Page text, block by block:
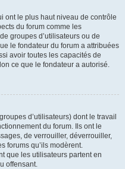
ont le plus haut niveau de contrôle
du forum comme les
groupes d’utilisateurs ou de
le fondateur du forum a attribuées
avoir toutes les capacités de
ce que le fondateur a autorisé.
d’utilisateurs) dont le travail
du forum. Ils ont le
de verrouiller, déverrouiller,
forums qu’ils modèrent.
que les utilisateurs partent en
offensant.